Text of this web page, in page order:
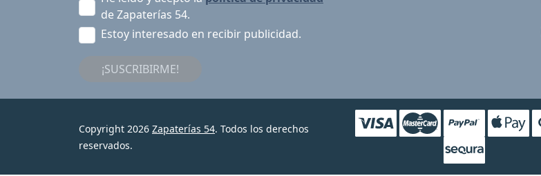
de Zapaterías 54.
Estoy interesado en recibir publicidad.
¡SUSCRIBIRME!
Copyright 2026 Zapaterías 54. Todos los derechos
reservados.